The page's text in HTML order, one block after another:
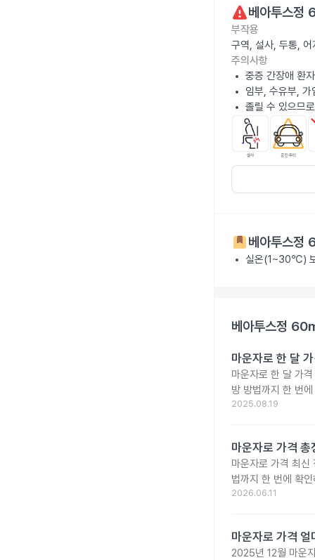
베아투스정
부작용
구역, 설사, 두통,
주의사항
중증 간장애 환
임부, 수유부, 가
졸릴 수 있으므
베아투스정
실온(1~30℃)
베아투스정
마운자로 한 달
마운자로 한 달 가
방 방법까지 한 번
2025.08.19
마운자로 가격
마운자로 가격 최신
법까지 한 번에 확
2026.06.11
마운자로 가격
2025년 12월 마운